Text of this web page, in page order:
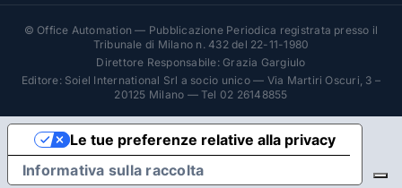
© Office Automation — Pubblicazione Periodica registrata presso il
Tribunale di Milano n. 432 del 22-11-1980
Direttore Responsabile: Grazia Gargiulo
Editore: Soiel International Srl a socio unico — Via Martiri Oscuri, 3 –
20125 Milano — Tel 02 26148855
Informativa sulla raccolta
Le tue preferenze relative alla privacy